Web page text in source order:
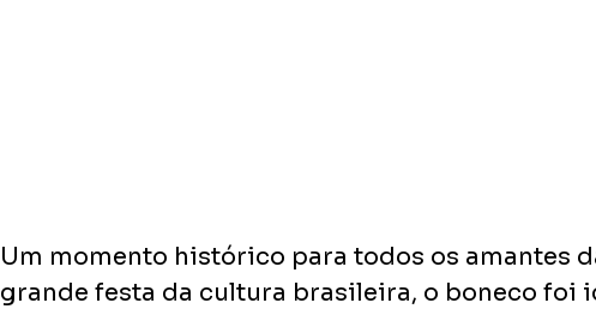
Um momento histórico para todos os amantes
grande festa da cultura brasileira, o boneco foi